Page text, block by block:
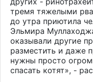
тремя тяжелыми
до утра приютила
Эльмира
оказывали другие
разместить и даже
нужны просто
спасать котят», -